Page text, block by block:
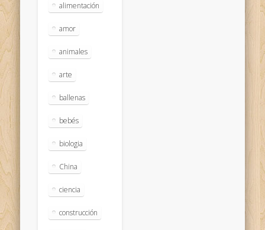
alimentación
amor
animales
arte
ballenas
bebés
biologia
China
ciencia
construcción